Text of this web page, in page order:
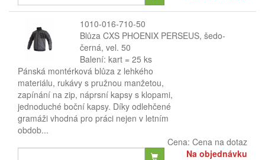
1010-016-710-50
Blůza CXS PHOENIX PERSEUS, šedo-
černá, vel. 50
Balení: kart = 25 ks
Pánská montérková blůza z lehkého
materiálu, rukávy s pružnou manžetou,
zapínání na zip, náprsní kapsy s klopami,
jednoduché boční kapsy. Díky odlehčené
gramáži vhodná pro práci nejen v letním
obdob...
Cena: Cena na dotaz
Na objednávku